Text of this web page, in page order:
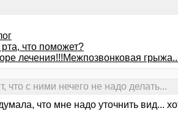
что поможет?
лечения!!!Межпозвонковая
что с ними нечего не надо делать...
что мне надо уточнить вид...